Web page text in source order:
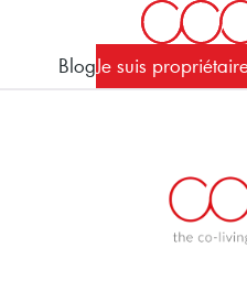
BlogJe suis